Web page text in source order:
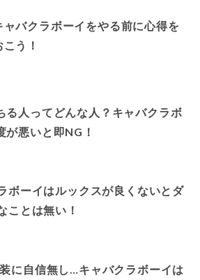
ャバクラボーイをやる前に心得を
う！
る人ってどんな人？キャバクラボ
が悪いと即NG！
ボーイはルックスが良くないとダ
ことは無い！
に自信無し…キャバクラボーイは